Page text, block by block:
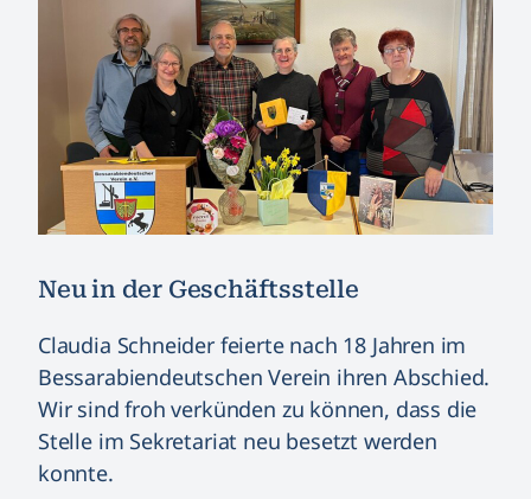
Neu in der Geschäftsstelle
Claudia Schneider feierte nach 18 Jahren im
Bessarabiendeutschen Verein ihren Abschied.
Wir sind froh verkünden zu können, dass die
Stelle im Sekretariat neu besetzt werden
konnte.